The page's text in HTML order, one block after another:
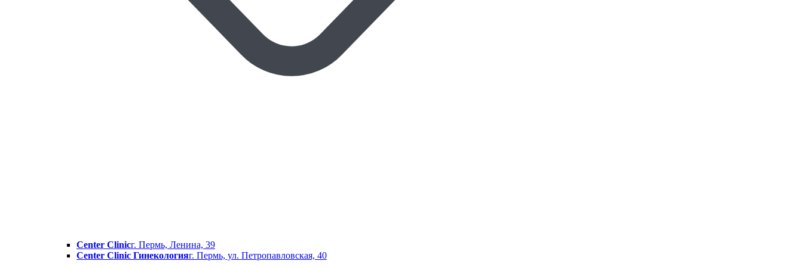
Center Clinicг. Пермь, Ленина, 39
Center Clinic Гинекологияг. Пермь, ул. Петропавловская, 40